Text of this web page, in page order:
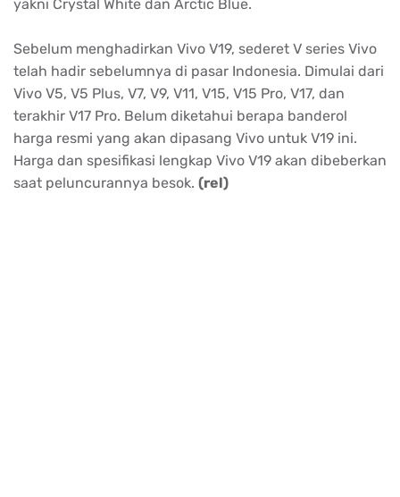
yakni Crystal White dan Arctic Blue.
Sebelum menghadirkan Vivo V19, sederet V series Vivo
telah hadir sebelumnya di pasar Indonesia. Dimulai dari
Vivo V5, V5 Plus, V7, V9, V11, V15, V15 Pro, V17, dan
terakhir V17 Pro. Belum diketahui berapa banderol
harga resmi yang akan dipasang Vivo untuk V19 ini.
Harga dan spesifikasi lengkap Vivo V19 akan dibeberkan
saat peluncurannya besok. (rel)